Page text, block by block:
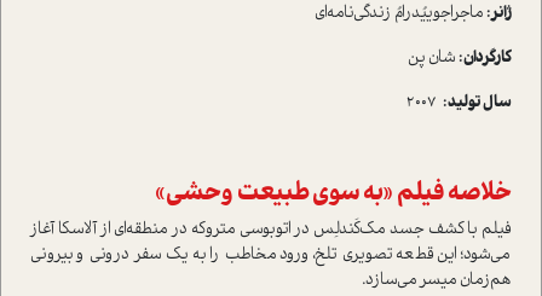
ژانر :ماجراجوییُدرامُ زندگی‌نامه‌ای
کارگردان :شان پن
سال تولید :
خلاصه فیلم «به سوی طبیعت وحشی»
فیلم با کشف جسد مک‌کَندلِس در اتوبوسی متروکه در منطقه‌ای از آلاسکا آغاز
می‌شود؛ این قطعه تصویری تلخ، ورود مخاطب را به یک سفر درونی و بیرونی
هم‌زمان میسر می‌سازد.